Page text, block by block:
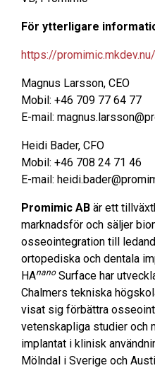
För ytterligare
https://
Magnus Larsson, CEO
Mobil: +46 709 77 64 77
E-mail:
Heidi Bader, CFO
Mobil: +46 708 24 71 46
E-mail:
Promimic AB är ett
marknadsför och säljer
osseointegration till
ortopediska och dentala
HAnanoSurface har
Chalmers tekniska
visat sig förbättra
vetenskapliga studier och
implantat i klinisk
Mölndal i Sverige och